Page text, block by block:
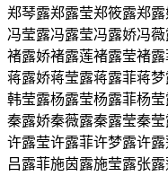
郑琴露郑露莹郑筱露郑露
冯莹露冯露莹冯露娇冯
褚露娇褚露莲褚露莹褚露
蒋露娇蒋莹露蒋露菲蒋梦
韩莹露杨露莹杨露菲杨莹
秦露娇秦薇露秦露莹秦莹
许露莹许露菲许梦露许露
吕露菲施茵露施莹露张露